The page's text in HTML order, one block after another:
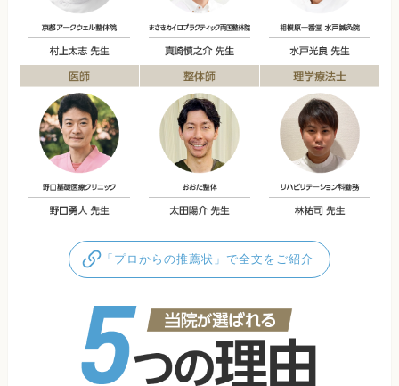
「プロからの推薦状」で全文をご紹介